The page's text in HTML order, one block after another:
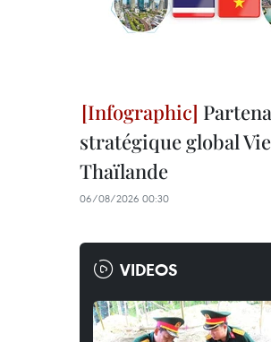
stratégique global
Thaïlande
06/08/2026 00:30
VIDEOS